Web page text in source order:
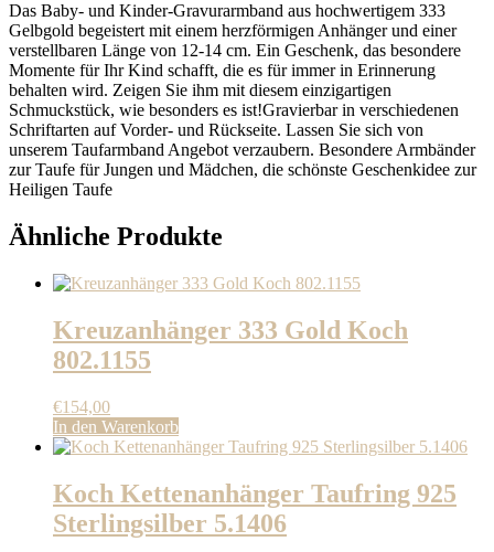
Das Baby- und Kinder-Gravurarmband aus hochwertigem 333
Gelbgold begeistert mit einem herzförmigen Anhänger und einer
verstellbaren Länge von 12-14 cm. Ein Geschenk, das besondere
Momente für Ihr Kind schafft, die es für immer in Erinnerung
behalten wird. Zeigen Sie ihm mit diesem einzigartigen
Schmuckstück, wie besonders es ist!Gravierbar in verschiedenen
Schriftarten auf Vorder- und Rückseite. Lassen Sie sich von
unserem Taufarmband Angebot verzaubern. Besondere Armbänder
zur Taufe für Jungen und Mädchen, die schönste Geschenkidee zur
Heiligen Taufe
Ähnliche Produkte
Kreuzanhänger 333 Gold Koch
802.1155
€154,00
In den Warenkorb
Koch Kettenanhänger Taufring 925
Sterlingsilber 5.1406